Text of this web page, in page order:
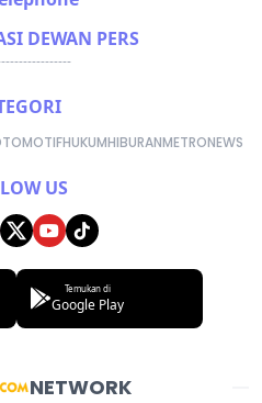
DEWAN PERS
HUKUMHIBURANMETRONEWS
US
Temukan di
Google Play
NETWORK